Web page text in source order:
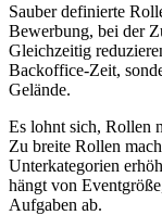
Sauber definierte
Bewerbung, bei der
Gleichzeitig
Backoffice-Zeit,
Gelände.
Es lohnt sich, Rollen
Zu breite Rollen
Unterkategorien
hängt von
Aufgaben ab.